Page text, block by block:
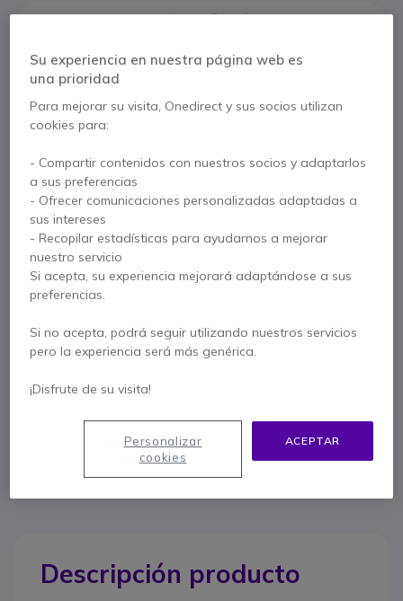
Características principales
Auriculares dúo inalámbricos para teléfonos de
sobremesa
Tecnología EPOS Voice: escucha clara y natural
Micrófono concancelación de ruido
TecnologíaActiveGard: protección auditiva para los
usuarios
Duración de la batería mejorada:hasta 12 horas de
conversación
TecnologíaDECT: alcance inalámbrico entre 55 y 180 metros
Conectividad:
base
Mostrar más
Se entrega con
1 x Epos Impact D30
1 x Diadema
1 x Estación Base
1 x Cable telefónico
1 x Enchufe de seguridad
1 x Guía de inicio rápido
Contacte a nuestros expertos -Linea gratuita
900 80 26 26
F.A.Q
Descripción producto
Su experiencia en nuestra página web es
una prioridad
Para mejorar su visita, Onedirect y sus socios utilizan
cookies para:
- Compartir contenidos con nuestros socios y adaptarlos
a sus preferencias
- Ofrecer comunicaciones personalizadas adaptadas a
sus intereses
- Recopilar estadísticas para ayudarnos a mejorar
nuestro servicio
Si acepta, su experiencia mejorará adaptándose a sus
preferencias.
Si no acepta, podrá seguir utilizando nuestros servicios
pero la experiencia será más genérica.
¡Disfrute de su visita!
ACEPTAR
Personalizar
cookies